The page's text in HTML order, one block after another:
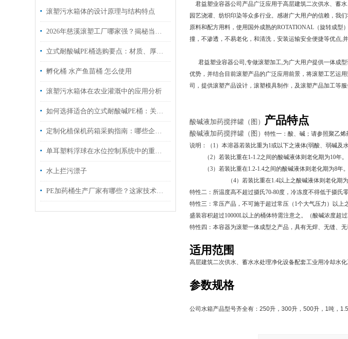
滚塑污水箱体的设计原理与结构特点
2026年慈溪滚塑工厂哪家强？揭秘当地口碑好、实力强的行业优秀企业
立式耐酸碱PE桶选购要点：材质、厚度与使用场景解析
孵化桶 水产鱼苗桶 怎么使用
滚塑污水箱体在农业灌溉中的应用分析
如何选择适合的立式耐酸碱PE桶：关键因素
定制化植保机药箱采购指南：哪些企业支持按需开模、快速打样与批量交付？​
单耳塑料浮球在水位控制系统中的重要性
水上拦污漂子
PE加药桶生产厂家有哪些？这家技术强、可定制、交货快
君益塑业容器公司产品广泛应用于高层建筑二次供水、蓄
园艺浇灌、纺织印染等众多行业。感谢广大用户的信赖，我
原料和配方用料，使用国外成熟的ROTATIONAL（旋转成
撞，不渗透，不易老化，和清洗，安装运输安全便捷等优点,
君益塑业容器公司,专做滚塑加工,为广大用户提供一体成
优势，并结合目前滚塑产品的广泛应用前景，将滚塑工艺运
司，提供滚塑产品设计，滚塑模具制作，及滚塑产品加工等服
酸碱液加药搅拌罐（图） 产品特点
酸碱液加药搅拌罐（图） 特性一：酸、碱；请参照聚乙烯
说明：（1）本溶器若装比重为1或以下之液体(弱酸、弱碱及
（2）若装比重在1-1.2之间的酸碱液体则老化期为10年。
（3）若装比重在1.2-1.4之间的酸碱液体则老化期为8年。
（4）若装比重在1.4以上之酸碱液体则老化期为
特性二：所温度高不超过摄氏70-80度，冷冻度不得低于摄氏零
特性三：常压产品，不可施于超过常压（1个大气压力）以
盛装容积超过10000L以上的桶体特需注意之。（酸碱浓度超
特性四：本容器为滚塑一体成型之产品，具有无焊、无缝、
适用范围
高层建筑二次供水、蓄水水处理净化设备配套工业用冷却水
参数规格
公司水箱产品型号齐全有： 250升， 300升， 500升， 1吨， 1.5